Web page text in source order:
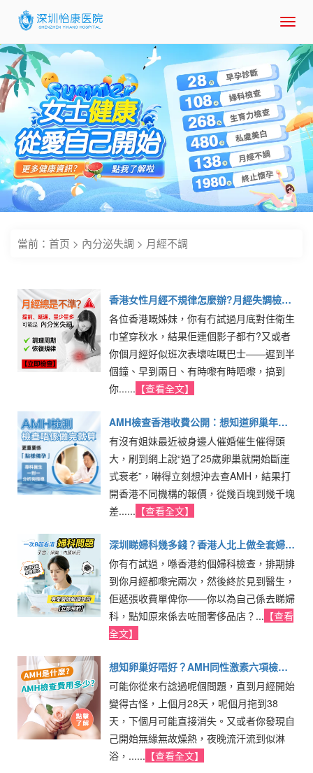
當前： 首页 > 內分泌失調 > 月經不調
香港女性月經不規律怎麼辦?月經失調檢查
項目、費用及治療方法全攻略
各位香港嘅姊妹，你有冇試過月底對住衛生
巾望穿秋水，結果佢連個影子都冇?又或者
你個月經好似班次表壞咗嘅巴士——遲到半
個鐘、早到兩日、有時嚟有時唔嚟，搞到
你...... 【查看全文】
AMH檢查香港收費公開：想知道卵巢年
齡？女性生育力評估流程一次睇清
有沒有姐妹最近被身邊人催婚催生催得頭
大，刷到網上說“過了25歲卵巢就開始斷崖
式衰老”，嚇得立刻想沖去查AMH，結果打
開香港不同機構的報價，從幾百塊到幾千塊
差...... 【查看全文】
深圳睇婦科幾多錢？香港人北上做全套婦科
檢查收費及流程全攻略
你有冇試過，喺香港約個婦科檢查，排期排
到你月經都嚟完兩次，然後終於見到醫生，
佢遞張收費單俾你——你以為自己係去睇婦
科，點知原來係去咗間奢侈品店？... 【查看
全文】
想知卵巢好唔好？AMH同性激素六項檢
查，香港價錢一次過話你知
可能你從來冇諗過呢個問題，直到月經開始
變得古怪，上個月28天，呢個月拖到38
天，下個月可能直接消失。又或者你發現自
己開始無緣無故燥熱，夜晚流汗流到似淋
浴，...... 【查看全文】